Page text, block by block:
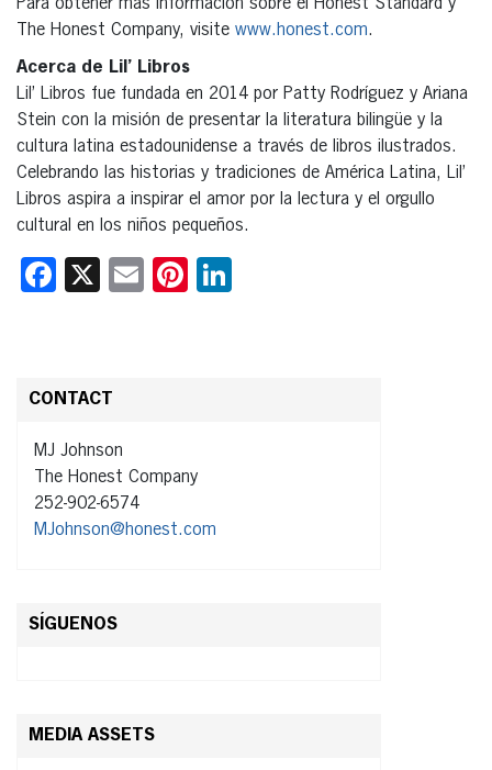
Para obtener más información sobre el Honest Standard y
The Honest Company, visite www.honest.com.
Acerca de Lil’ Libros
Lil’ Libros fue fundada en 2014 por Patty Rodríguez y Ariana
Stein con la misión de presentar la literatura bilingüe y la
cultura latina estadounidense a través de libros ilustrados.
Celebrando las historias y tradiciones de América Latina, Lil’
Libros aspira a inspirar el amor por la lectura y el orgullo
cultural en los niños pequeños.
Facebook
X EmailPinterest
CONTACT
MJ Johnson
The Honest Company
252-902-6574
MJohnson@honest.com
SÍGUENOS
MEDIA ASSETS